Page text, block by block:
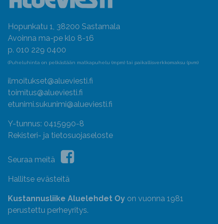
Hopunkatu 1, 38200 Sastamala
Avoinna ma-pe klo 8-16
p. 010 229 0400
(Puheluhinta on pelkästään matkapuhelu (mpm) tai paikallisverkkomaksu (pvm)
ilmoitukset@alueviesti.fi
toimitus@alueviesti.fi
etunimi.sukunimi@alueviesti.fi
Y-tunnus: 0415990-8
Rekisteri- ja tietosuojaseloste
Seuraa meitä
Hallitse evästeitä
Kustannusliike Aluelehdet Oy on vuonna 1981
perustettu perheyritys.